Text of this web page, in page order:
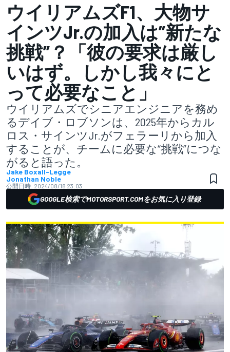
ウイリアムズF1、大物サ
インツJr.の加入は”新たな
挑戦”？「彼の要求は厳し
いはず。しかし我々にと
って必要なこと」
ウイリアムズでシニアエンジニアを務め
るデイブ・ロブソンは、2025年からカル
ロス・サインツJr.がフェラーリから加入
することが、チームに必要な“挑戦”につな
がると語った。
Jake Boxall-Legge
Jonathan Noble
公開日時: 2024/08/18 23:03
GOOGLE検索でMOTORSPORT.COMをお気に入り登録